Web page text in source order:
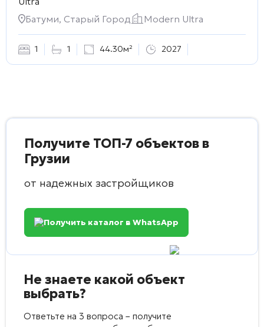
Батуми, Старый Город
Modern Ultra
1 1 44.30м² 2027
Получите ТОП-7 объектов в
Грузии
от надежных застройщиков
Получить каталог в WhatsApp
Не знаете какой объект
выбрать?
Ответьте на 3 вопроса – получите